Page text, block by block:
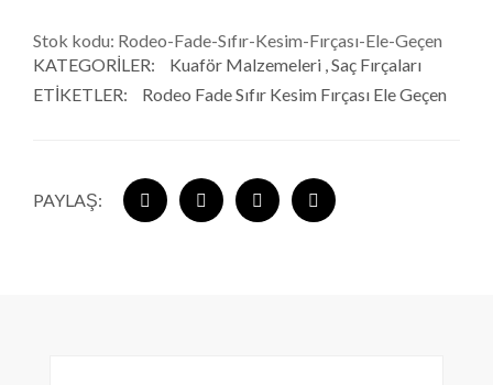
Stok kodu: Rodeo-Fade-Sıfır-Kesim-Fırçası-Ele-Geçen
KATEGORILER:
Kuaför Malzemeleri ,Saç Fırçaları
ETIKETLER:
Rodeo Fade Sıfır Kesim Fırçası Ele Geçen
PAYLAŞ: